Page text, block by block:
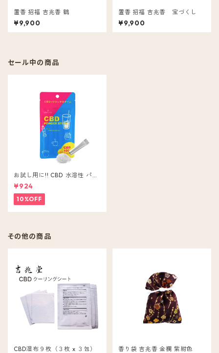
置香 招福 吉兆香 鶴
¥9,900
置香 招福 吉兆香 宝づくし
¥9,900
セール中の商品
お試し用に!! CBD 水溶性 パウ
ダー 5本入 CBD ( 含有量 1包 2
0mg ) 粉末 無味無色
¥924
10%OFF
その他の商品
CBD湿布９枚（３枚 x ３包） 香り袋 吉兆香 金襴 紫紺色